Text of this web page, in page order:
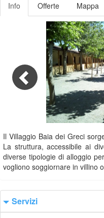
Info Offerte Mappa
Previous
Il Villaggio Baia dei Greci
La struttura, accessibile ai
diverse tipologie di alloggio
vogliono soggiornare in villino
Servizi